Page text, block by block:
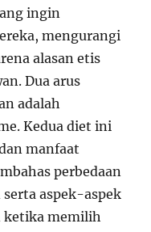
ingin
mengurangi
alasan etis
Dua arus
adalah
Kedua diet ini
manfaat
perbedaan
aspek-aspek
ketika memilih